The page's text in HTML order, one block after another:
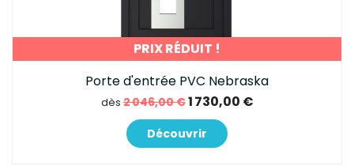
PRIX RÉDUIT !
Porte d'entrée PVC Nebraska
dès2 046,00 €1 730,00 €
Découvrir